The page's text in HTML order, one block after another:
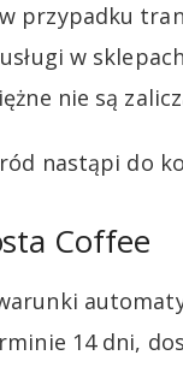
przypadku
w
nie są
nastąpi do
Coffee
14 dni,